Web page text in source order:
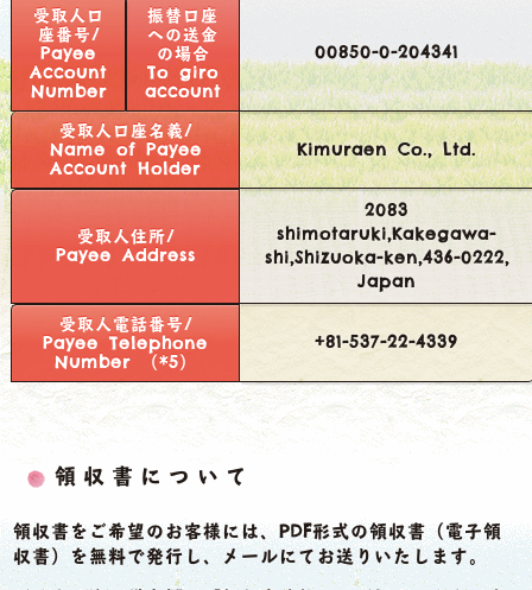
受取人口
座番号/
Payee
Account
Number
振替口座
への送金
の場合
To giro
account
00850-0-204341
受取人口座名義/
Name of Payee
Account Holder
Kimuraen Co., Ltd.
受取人住所/
Payee Address
2083
shimotaruki,Kakegawa-
shi,Shizuoka-ken,436-0222,
Japan
受取人電話番号/
Payee Telephone
Number （*5）
+81-537-22-4339
領収書について
領収書をご希望のお客様には、PDF形式の領収書（電子領
収書）を無料で発行し、メールにてお送りいたします。